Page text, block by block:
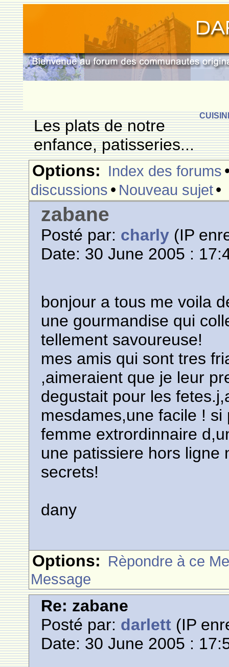
Les plats de notre
enfance, patisseries...
Options: Index des forums
discussions • Nouveau sujet•
zabane
Posté par: charly (IP
Date: 30 June 2005 :
bonjour a tous me voila
une gourmandise qui
tellement savoureuse!
mes amis qui sont tres
,aimeraient que je leur
degustait pour les
mesdames,une facile !
femme extrordinnaire
une patissiere hors ligne
secrets!
dany
Options: Rèpondre à ce
Message
Re: zabane
Posté par: darlett (IP
Date: 30 June 2005 :